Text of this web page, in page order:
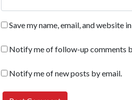
Save my name, email, and website
Notify me of follow-up comments
Notify me of new posts by email.